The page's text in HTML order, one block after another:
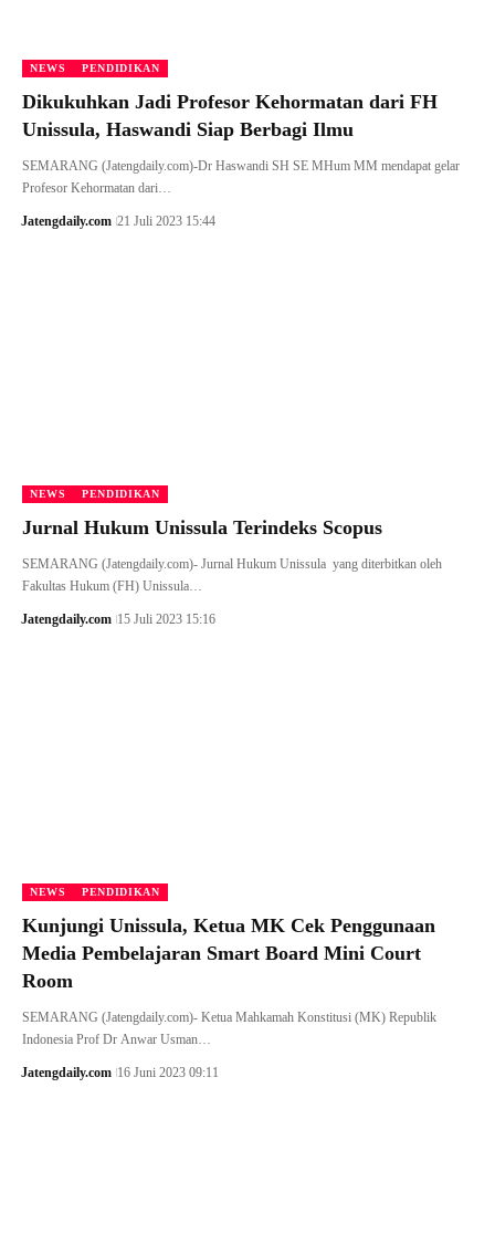
NEWS PENDIDIKAN
Dikukuhkan Jadi Profesor Kehormatan dari FH
Unissula, Haswandi Siap Berbagi Ilmu
SEMARANG (Jatengdaily.com)-Dr Haswandi SH SE MHum MM mendapat gelar
Profesor Kehormatan dari…
Jatengdaily.com 21 Juli 2023 15:44
NEWS PENDIDIKAN
Jurnal Hukum Unissula Terindeks Scopus
SEMARANG (Jatengdaily.com)- Jurnal Hukum Unissula yang diterbitkan oleh
Fakultas Hukum (FH) Unissula…
Jatengdaily.com 15 Juli 2023 15:16
NEWS PENDIDIKAN
Kunjungi Unissula, Ketua MK Cek Penggunaan
Media Pembelajaran Smart Board Mini Court
Room
SEMARANG (Jatengdaily.com)- Ketua Mahkamah Konstitusi (MK) Republik
Indonesia Prof Dr Anwar Usman…
Jatengdaily.com 16 Juni 2023 09:11